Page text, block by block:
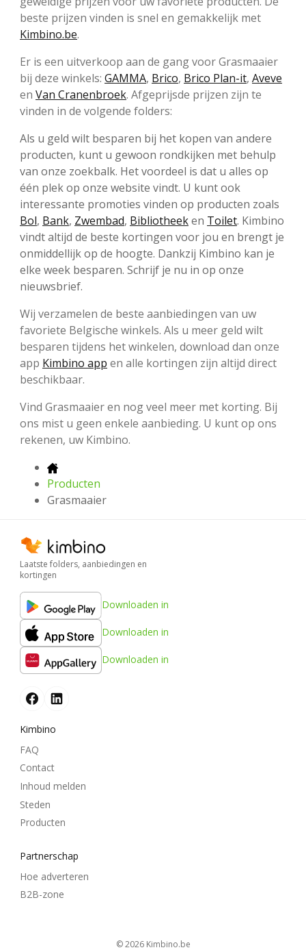
beste prijzen vinden is snel en gemakkelijk met
Kimbino.be.
Er is een uitverkoop aan de gang voor Grasmaaier
bij deze winkels: GAMMA, Brico, Brico Plan-it, Aveve
en Van Cranenbroek. Afgeprijsde prijzen zijn te
vinden in de volgende folders:
Als u geld wilt besparen bij het kopen van andere
producten, kunt u gewoon rondkijken met behulp
van onze zoekbalk. Het voordeel is dat u alles op
één plek op onze website vindt. U kunt ook
interessante promoties vinden op producten zoals
Bol, Bank, Zwembad, Bibliotheeken Toilet. Kimbino
vindt altijd de beste kortingen voor jou en brengt je
onmiddellijk op de hoogte. Dankzij Kimbino kan je
elke week besparen. Schrijf je nu in op onze
nieuwsbrief.
Wij verzamelen de beste aanbiedingen van uw
favoriete Belgische winkels. Als u meer geld wilt
besparen tijdens het winkelen, download dan onze
app Kimbino app en alle kortingen zijn altijd direct
beschikbaar.
Vind Grasmaaier en nog veel meer met korting. Bij
ons mist u geen enkele aanbieding. U kunt op ons
rekenen, uw Kimbino.
Producten
Grasmaaier
Laatste folders, aanbiedingen en
kortingen
Downloaden in
Downloaden in
Downloaden in
Kimbino
FAQ
Contact
Inhoud melden
Steden
Producten
Partnerschap
Hoe adverteren
B2B-zone
© 2026 kimbino.be